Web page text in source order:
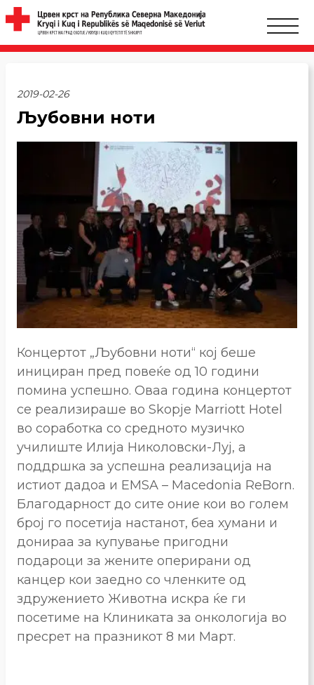
2019-02-26
Љубовни ноти
Концертот „Љубовни ноти“ кој беше
инициран пред повеќе од 10 години
помина успешно. Оваа година концертот
се реализираше во Skopje Marriott Hotel
во соработка со средното музичко
училиште Илија Николовски-Луј, а
поддршка за успешна реализација на
истиот дадоа и EMSA – Macedonia ReBorn.
Благодарност до сите оние кои во голем
број го посетија настанот, беа хумани и
донираа за купување пригодни
подароци за жените оперирани од
канцер кои заедно со членките од
здружението Животна искра ќе ги
посетиме на Клиниката за онкологија во
пресрет на празникот 8 ми Март.